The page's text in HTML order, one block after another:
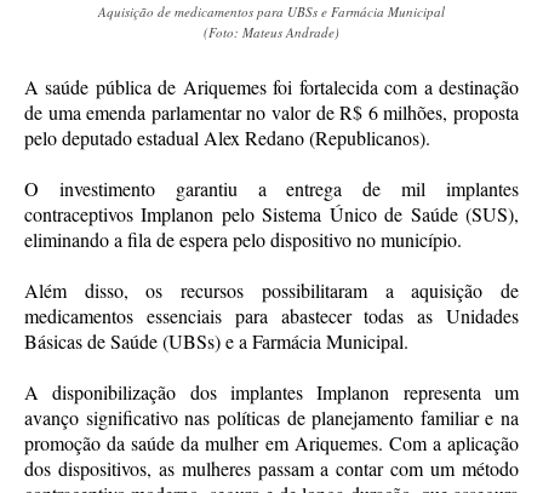
Aquisição de medicamentos para UBSs e Farmácia Municipal
(Foto: Mateus Andrade)
A saúde pública de Ariquemes foi fortalecida com a destinação
de uma emenda parlamentar no valor de R$ 6 milhões, proposta
pelo deputado estadual Alex Redano (Republicanos).
O investimento garantiu a entrega de mil implantes
contraceptivos Implanon pelo Sistema Único de Saúde (SUS),
eliminando a fila de espera pelo dispositivo no município.
Além disso, os recursos possibilitaram a aquisição de
medicamentos essenciais para abastecer todas as Unidades
Básicas de Saúde (UBSs) e a Farmácia Municipal.
A disponibilização dos implantes Implanon representa um
avanço significativo nas políticas de planejamento familiar e na
promoção da saúde da mulher em Ariquemes. Com a aplicação
dos dispositivos, as mulheres passam a contar com um método